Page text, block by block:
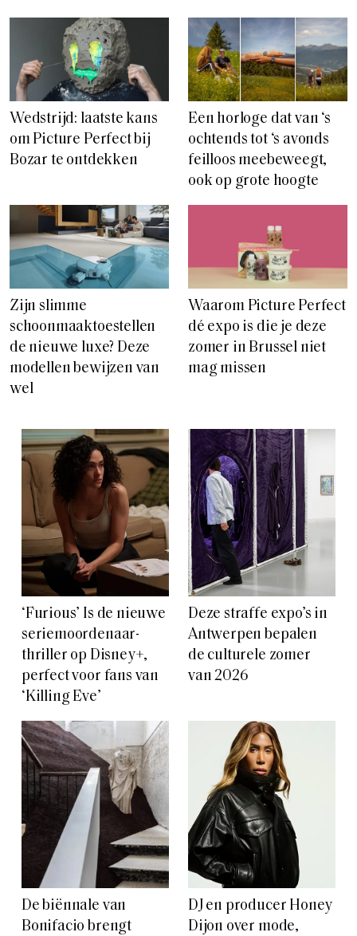
Wedstrijd: laatste kans
om Picture Perfect bij
Bozar te ontdekken
Een horloge dat van ‘s
ochtends tot ‘s avonds
feilloos meebeweegt,
ook op grote hoogte
Zijn slimme
schoonmaaktoestellen
de nieuwe luxe? Deze
modellen bewijzen van
wel
Waarom Picture Perfect
dé expo is die je deze
zomer in Brussel niet
mag missen
‘Furious’ Is de nieuwe
seriemoordenaar-
thriller op Disney+,
perfect voor fans van
‘Killing Eve’
Deze straffe expo’s in
Antwerpen bepalen
de culturele zomer
van 2026
De biënnale van
Bonifacio brengt
DJ en producer Honey
Dijon over mode,